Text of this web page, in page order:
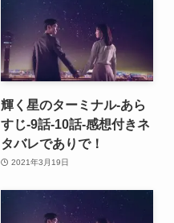
輝く星のターミナル-あら
すじ-9話-10話-感想付きネ
タバレでありで！
2021年3月19日